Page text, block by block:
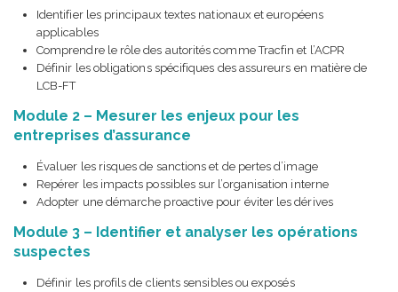
Identifier les principaux textes nationaux et européens
applicables
Comprendre le rôle des autorités comme Tracfin et l’ACPR
Définir les obligations spécifiques des assureurs en matière de
LCB-FT
Module 2 – Mesurer les enjeux pour les
entreprises d’assurance
Évaluer les risques de sanctions et de pertes d’image
Repérer les impacts possibles sur l’organisation interne
Adopter une démarche proactive pour éviter les dérives
Module 3 – Identifier et analyser les opérations
suspectes
Définir les profils de clients sensibles ou exposés